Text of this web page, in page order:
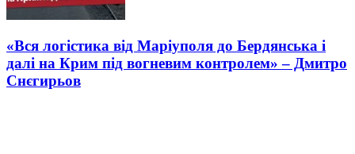
«Вся логістика від Маріуполя до Бердянська і
далі на Крим під вогневим контролем» – Дмитро
Снєгирьов